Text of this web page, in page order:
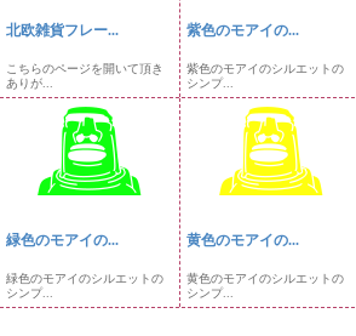
北欧雑貨フレー...
こちらのページを開いて頂き
ありが...
紫色のモアイの...
紫色のモアイのシルエットの
シンプ...
緑色のモアイの...
緑色のモアイのシルエットの
シンプ...
黄色のモアイの...
黄色のモアイのシルエットの
シンプ...